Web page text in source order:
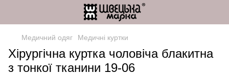
Медичний одяг Медичні куртки
Хірургічна куртка чоловіча блакитна
з тонкої тканини 19-06